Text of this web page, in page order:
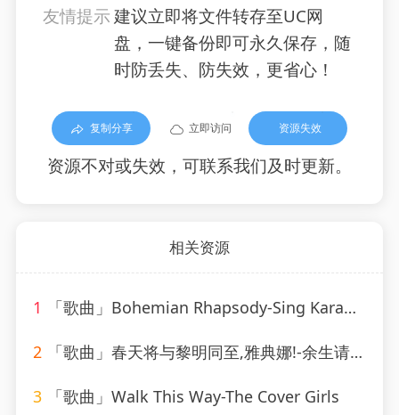
友情提示建议立即将文件转存至UC网
盘，一键备份即可永久保存，随
时防丢失、防失效，更省心！
复制分享 立即访问 资源失效
资源不对或失效，可联系我们及时更新。
相关资源
1 「歌曲」Bohemian Rhapsody-Sing Karaoke Sing
2 「歌曲」春天将与黎明同至,雅典娜!-余生请珍惜
3 「歌曲」Walk This Way-The Cover Girls